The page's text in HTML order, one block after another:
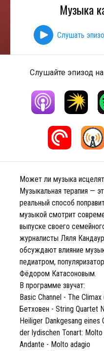
Музыка
Слушать
Слушайте эпизод
Может ли музыка
Музыкальная терапия —
реальный способ
музыкой смотрит
выпуске своего
журналисты Ляля
обсуждают влияние
педиатром,
Фёдором Катасоновым.
В программе звучат:
Basic Channel - The
Бетховен - String Quartet
Heiliger Dankgesang eines
der lydischen Tonart:
Andante - Molto adagio